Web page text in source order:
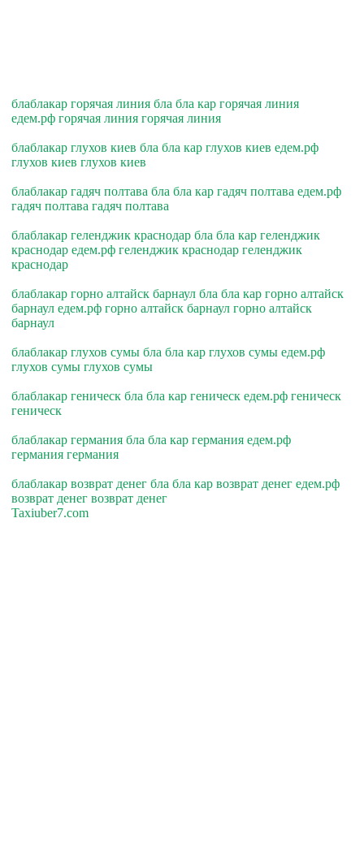
блаблакар горячая линия бла бла кар горячая линия
едем.рф горячая линия горячая линия
блаблакар глухов киев бла бла кар глухов киев едем.рф
глухов киев глухов киев
блаблакар гадяч полтава бла бла кар гадяч полтава едем.рф
гадяч полтава гадяч полтава
блаблакар геленджик краснодар бла бла кар геленджик
краснодар едем.рф геленджик краснодар геленджик
краснодар
блаблакар горно алтайск барнаул бла бла кар горно алтайск
барнаул едем.рф горно алтайск барнаул горно алтайск
барнаул
блаблакар глухов сумы бла бла кар глухов сумы едем.рф
глухов сумы глухов сумы
блаблакар геническ бла бла кар геническ едем.рф геническ
геническ
блаблакар германия бла бла кар германия едем.рф
германия германия
блаблакар возврат денег бла бла кар возврат денег едем.рф
возврат денег возврат денег
Taxiuber7.com